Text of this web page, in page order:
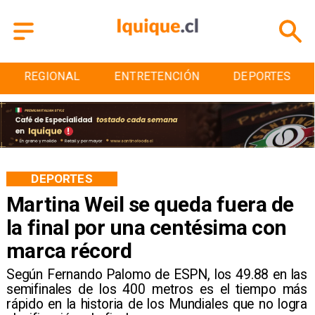
ENTRETENCIÓN DEPORTES CULTURA
Martina Weil se queda fuera de
la final por una centésima con
marca récord
Según Fernando Palomo de ESPN, los 49.88 en las
semifinales de los 400 metros es el tiempo más
rápido en la historia de los Mundiales que no logra
DEPORTES